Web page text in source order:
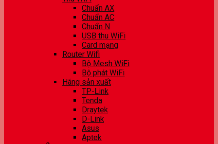
Chuẩn AX
Chuẩn AC
Chuẩn N
USB thu WiFi
Card mạng
Router Wifi
Bộ Mesh WiFi
Bộ phát WiFi
Hãng sản xuất
TP-Link
Tenda
Draytek
D-Link
Asus
Aptek